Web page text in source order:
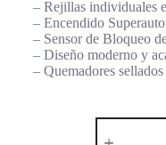
– Rejillas individuales
– Encendido
– Sensor de Bloqueo
– Diseño moderno y
– Quemadores sellados